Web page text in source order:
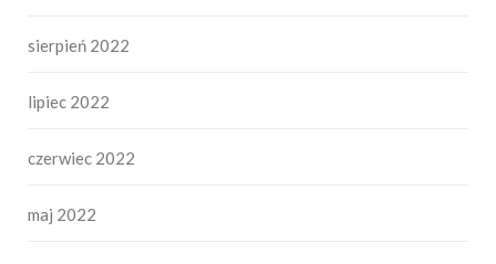
sierpień 2022
lipiec 2022
czerwiec 2022
maj 2022